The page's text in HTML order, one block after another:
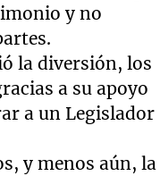
y no
la diversión, los
a su apoyo
a un Legislador
y menos aún, la